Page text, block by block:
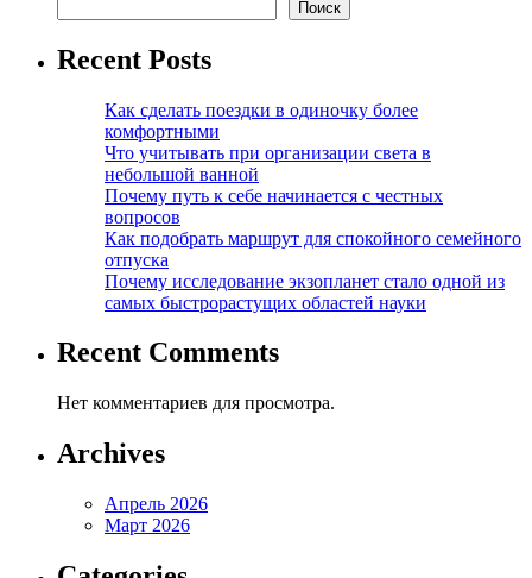
Поиск
Recent Posts
Как сделать поездки в одиночку более
комфортными
Что учитывать при организации света в
небольшой ванной
Почему путь к себе начинается с честных
вопросов
Как подобрать маршрут для спокойного семейного
отпуска
Почему исследование экзопланет стало одной из
самых быстрорастущих областей науки
Recent Comments
Нет комментариев для просмотра.
Archives
Апрель 2026
Март 2026